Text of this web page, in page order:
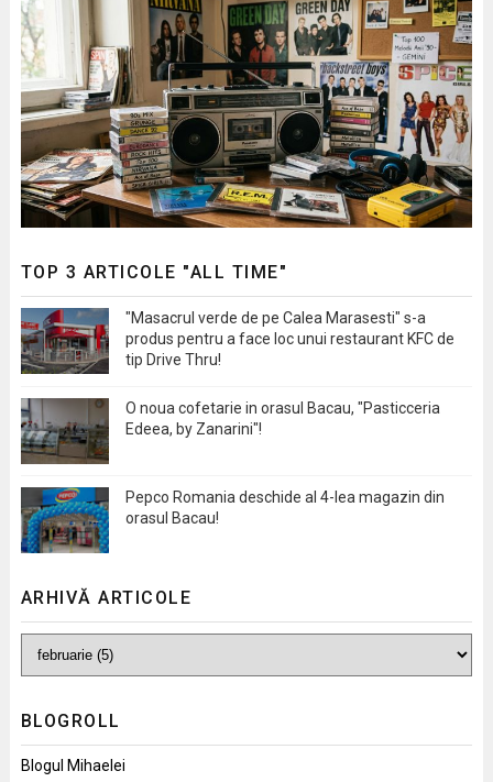
TOP 3 ARTICOLE "ALL TIME"
"Masacrul verde de pe Calea Marasesti" s-a
produs pentru a face loc unui restaurant KFC de
tip Drive Thru!
O noua cofetarie in orasul Bacau, "Pasticceria
Edeea, by Zanarini"!
Pepco Romania deschide al 4-lea magazin din
orasul Bacau!
ARHIVĂ ARTICOLE
BLOGROLL
Blogul Mihaelei